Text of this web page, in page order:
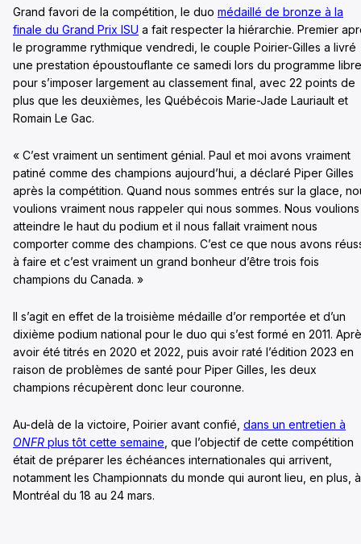
Grand favori de la compétition, le duo médaillé de bronze à la
finale du Grand Prix ISU a fait respecter la hiérarchie. Premier
le programme rythmique vendredi, le couple Poirier-Gilles a livré
une prestation époustouflante ce samedi lors du programme libre
pour s’imposer largement au classement final, avec 22 points de
plus que les deuxièmes, les Québécois Marie-Jade Lauriault et
Romain Le Gac.
« C’est vraiment un sentiment génial. Paul et moi avons vraiment
patiné comme des champions aujourd’hui, a déclaré Piper Gilles
après la compétition. Quand nous sommes entrés sur la glace,
voulions vraiment nous rappeler qui nous sommes. Nous voulions
atteindre le haut du podium et il nous fallait vraiment nous
comporter comme des champions. C’est ce que nous avons
à faire et c’est vraiment un grand bonheur d’être trois fois
champions du Canada. »
Il s’agit en effet de la troisième médaille d’or remportée et d’un
dixième podium national pour le duo qui s’est formé en 2011.
avoir été titrés en 2020 et 2022, puis avoir raté l’édition 2023 en
raison de problèmes de santé pour Piper Gilles, les deux
champions récupèrent donc leur couronne.
Au-delà de la victoire, Poirier avant confié, dans un entretien à
ONFR plus tôt cette semaine , que l’objectif de cette compétition
était de préparer les échéances internationales qui arrivent,
notamment les Championnats du monde qui auront lieu, en plus, à
Montréal du 18 au 24 mars.